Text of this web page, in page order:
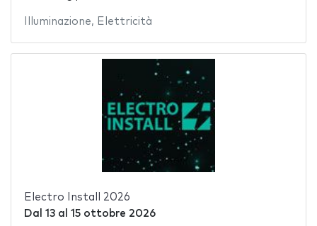
Illuminazione, Elettricità
Electro Install 2026
Dal 13al 15 ottobre 2026